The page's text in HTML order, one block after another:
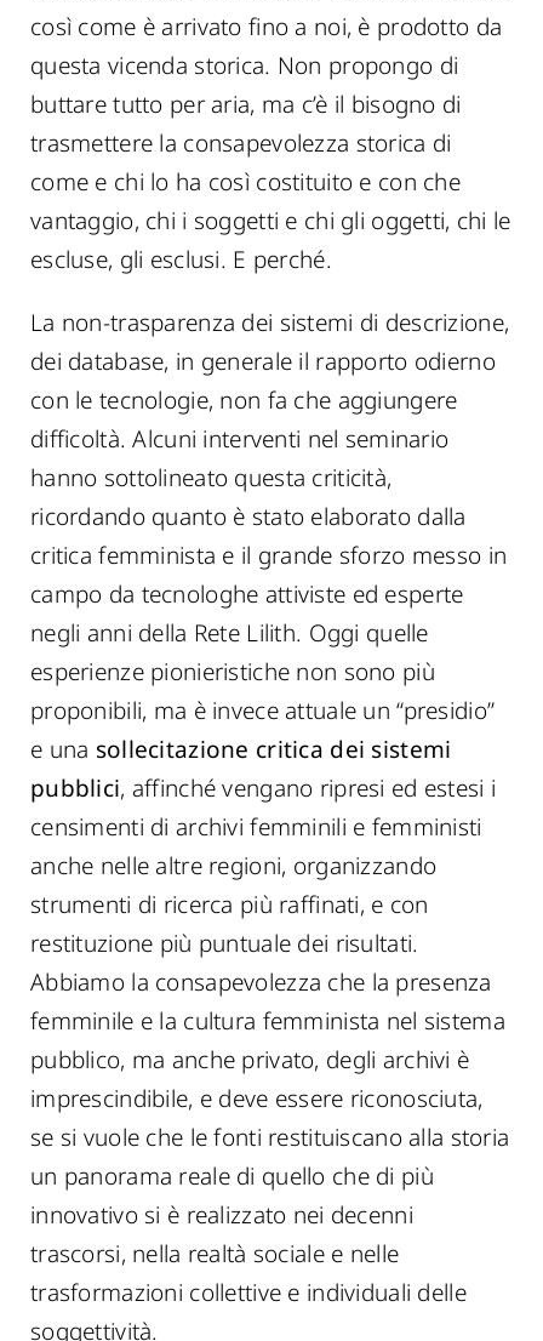
così come è arrivato fino a noi, è prodotto da
questa vicenda storica. Non propongo di
buttare tutto per aria, ma c’è il bisogno di
trasmettere la consapevolezza storica di
come e chi lo ha così costituito e con che
vantaggio, chi i soggetti e chi gli oggetti, chi le
escluse, gli esclusi. E perché.
La non-trasparenza dei sistemi di descrizione,
dei database, in generale il rapporto odierno
con le tecnologie, non fa che aggiungere
difficoltà. Alcuni interventi nel seminario
hanno sottolineato questa criticità,
ricordando quanto è stato elaborato dalla
critica femminista e il grande sforzo messo in
campo da tecnologhe attiviste ed esperte
negli anni della Rete Lilith. Oggi quelle
esperienze pionieristiche non sono più
proponibili, ma è invece attuale un “presidio”
e una sollecitazione critica dei sistemi
pubblici, affinché vengano ripresi ed estesi i
censimenti di archivi femminili e femministi
anche nelle altre regioni, organizzando
strumenti di ricerca più raffinati, e con
restituzione più puntuale dei risultati.
Abbiamo la consapevolezza che la presenza
femminile e la cultura femminista nel sistema
pubblico, ma anche privato, degli archivi è
imprescindibile, e deve essere riconosciuta,
se si vuole che le fonti restituiscano alla storia
un panorama reale di quello che di più
innovativo si è realizzato nei decenni
trascorsi, nella realtà sociale e nelle
trasformazioni collettive e individuali delle
soggettività.